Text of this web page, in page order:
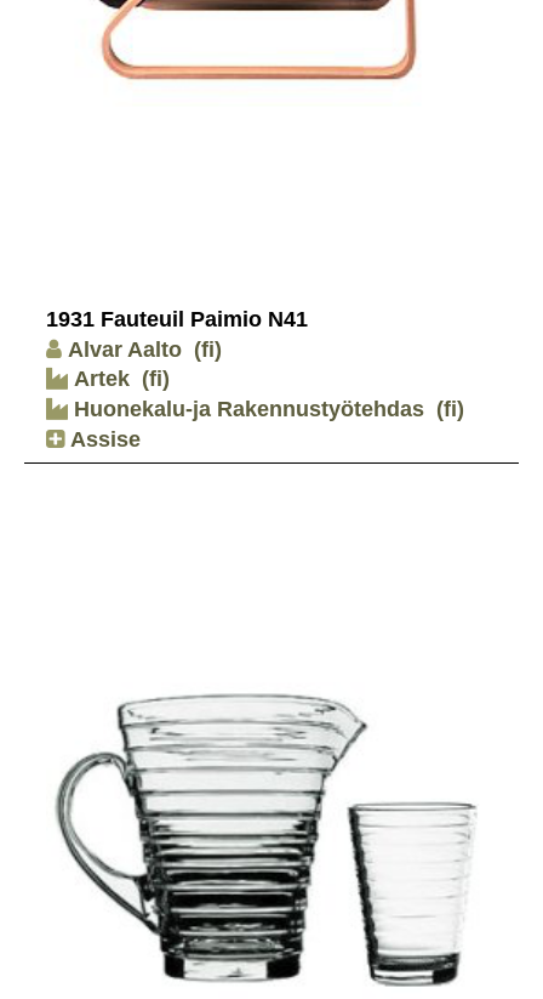
1931 Fauteuil Paimio N41
Alvar Aalto (fi)
Artek (fi)
Huonekalu-ja Rakennustyötehdas (fi)
Assise